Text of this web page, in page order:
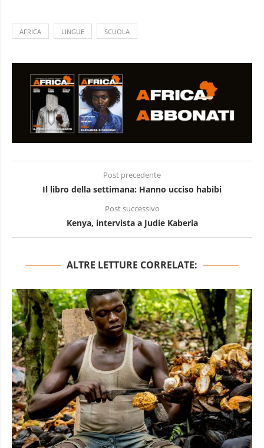
AFRICA LINGUE SCUOLA
Post precedente
Il libro della settimana: Hanno ucciso habibi
Post successivo
Kenya, intervista a Judie Kaberia
ALTRE LETTURE CORRELATE: